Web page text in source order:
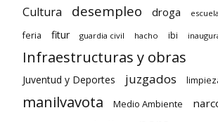
Cultura desempleo droga
feria fitur guardia civil hacho ibi
Infraestructuras y obras
Juventud y Deportes juzgados
manilvavota Medio Ambiente